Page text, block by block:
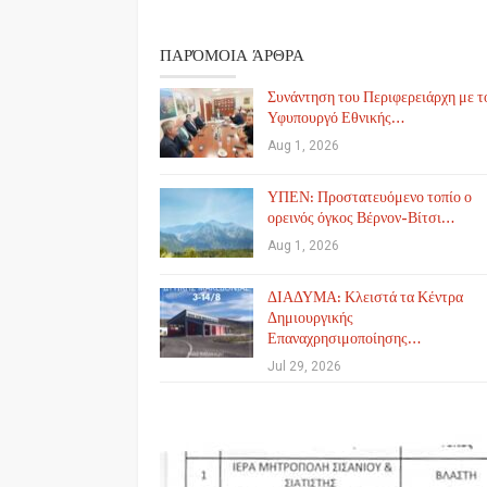
ΠΑΡΌΜΟΙΑ ΆΡΘΡΑ
Συνάντηση του Περιφερειάρχη με
Υφυπουργό Εθνικής…
Aug 1, 2026
ΥΠΕΝ: Προστατευόμενο τοπίο ο
ορεινός όγκος Βέρνον-Βίτσι…
Aug 1, 2026
ΔΙΑΔΥΜΑ: Κλειστά τα Κέντρα
Δημιουργικής
Επαναχρησιμοποίησης…
Jul 29, 2026